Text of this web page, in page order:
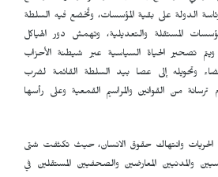
الدولة على بقية المؤسسات، وتُخضع فيه السلطة
المستقلة والتعديلية، وتهمش دور الهياكل
ويتم تصحير الحياة السياسية عبر شيطنة الأحزاب
وتحويله إلى عصا بيد السلطة القائمة لضرب
من القوانين والمراسيم القمعية وعلى رأسها
وانتهاك حقوق الانسان، حيث تكثفت شتى
والمدنيين المعارضين والصحفيين المستقلين في